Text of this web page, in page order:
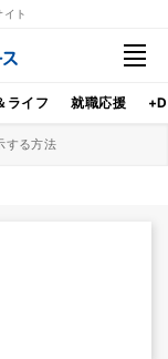
ト
ライフ 就職応援
する方法